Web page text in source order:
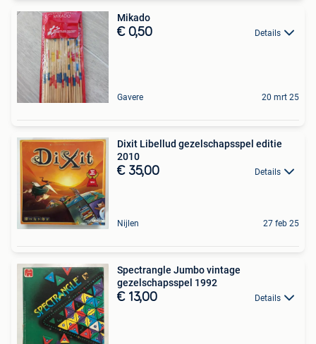
Mikado
€ 0,50 Details
Gavere 20 mrt 25
Dixit Libellud gezelschapsspel editie
2010
€ 35,00 Details
Nijlen 27 feb 25
Spectrangle Jumbo vintage
gezelschapsspel 1992
€ 13,00 Details